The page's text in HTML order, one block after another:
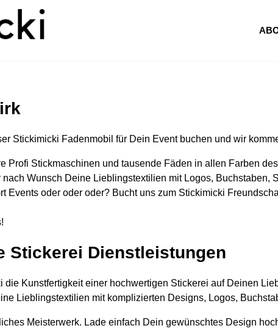
Stickimicki Fadenmobil für Dein Event buchen und wir
Profi Stickmaschinen und tausende Fäden in allen Farben
Wunsch Deine Lieblingstextilien mit Logos, Buchstaben,
Events oder oder oder? Bucht uns zum Stickimicki
Stickerei Dienstleistungen
die Kunstfertigkeit einer hochwertigen Stickerei auf Deinen
Lieblingstextilien mit komplizierten Designs, Logos,
Meisterwerk. Lade einfach Dein gewünschtes Design